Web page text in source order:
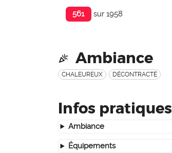
561 sur 1958
Ambiance
CHALEUREUX DÉCONTRACTÉ
Infos pratiques
Ambiance
Équipements